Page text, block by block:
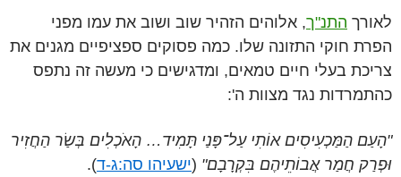
לאורך התנ"ך, אלוהים הזהיר שוב ושוב את עמו מפני
הפרת חוקי התזונה שלו. כמה פסוקים ספציפיים מגנים את
צריכת בעלי חיים טמאים, ומדגישים כי מעשה זה נתפס
כהתמרדות נגד מצוות ה':
"הָעַם הַמַּכְעִיסִים אוֹתִי עַל־פָּנַי תָּמִיד… הָאֹכְלִים בְּשַׂר הַחֲזִיר
וּפְרַק חֲמַר אֲבוֹתֵיהֶם בִּקְרָבָם" (ישעיהו סה:ג-ד).